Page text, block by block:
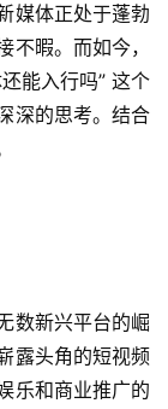
媒体正处于蓬勃
暇。而如今，
能入行吗” 这个
深的思考。结合
数新兴平台的崛
露头角的短视频
乐和商业推广的